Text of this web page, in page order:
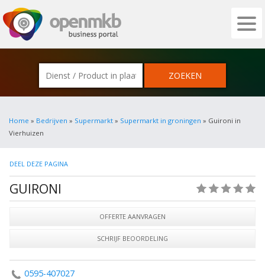
OPENMKB - DE ZAKELIJKE PORTAL
Home » Bedrijven » Supermarkt » Supermarkt in groningen » Guironi in
Vierhuizen
DEEL DEZE PAGINA
GUIRONI
OFFERTE AANVRAGEN
SCHRIJF BEOORDELING
0595-407027